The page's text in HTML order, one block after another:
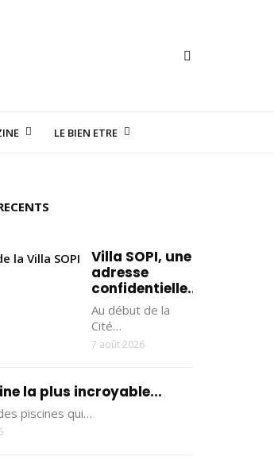
LE BIEN ETRE
Villa SOPI, une
adresse
confidentielle...
Au début de la
Cité…
7 août 2026
la plus incroyable...
piscines qui…